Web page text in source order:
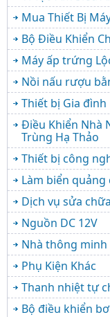
Mua Thiết Bị
Bộ Điều Khiển
Máy ấp trứng
Nồi nấu rượu
Thiết bị Gia đình
Điều Khiển Nhà
Trùng Hạ Thảo
Thiết bị công
Làm biển quảng
Dịch vụ sửa
Nguồn DC 12V
Nhà thông
Phụ Kiện Khác
Thanh nhiệt tự
Bộ điều khiển